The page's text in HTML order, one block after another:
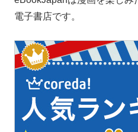
電子書店です。